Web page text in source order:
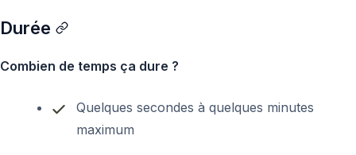
Durée
Combien de temps ça dure ?
Quelques secondes à quelques minutes
maximum